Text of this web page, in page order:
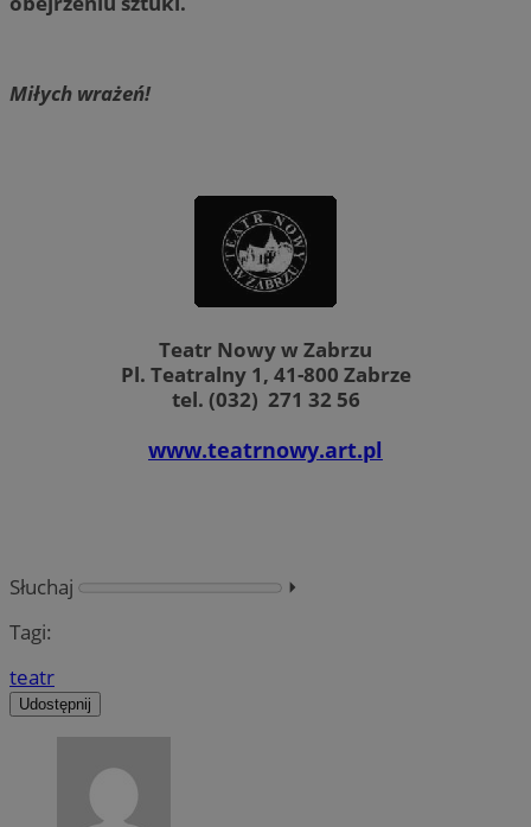
Miłych wrażeń!
Teatr Nowy w Zabrzu
Pl. Teatralny 1, 41-800 Zabrze
tel. (032) 271 32 56
www.teatrnowy.art.pl
Słuchaj
⏵︎
Tagi:
teatr
Udostępnij